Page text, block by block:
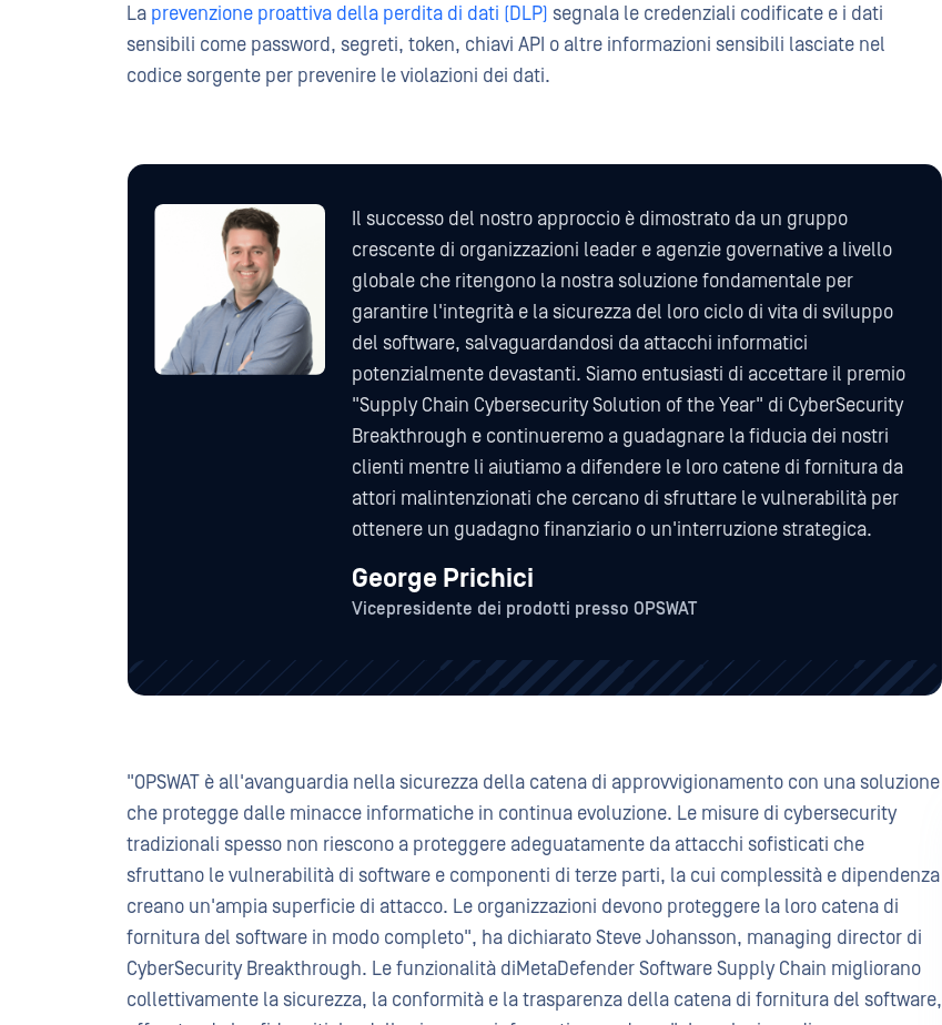
La prevenzione proattiva della perdita di dati (DLP) segnala le credenziali codificate e i dati
sensibili come password, segreti, token, chiavi API o altre informazioni sensibili lasciate nel
codice sorgente per prevenire le violazioni dei dati.
Il successo del nostro approccio è dimostrato da un gruppo
crescente di organizzazioni leader e agenzie governative a livello
globale che ritengono la nostra soluzione fondamentale per
garantire l'integrità e la sicurezza del loro ciclo di vita di sviluppo
del software, salvaguardandosi da attacchi informatici
potenzialmente devastanti. Siamo entusiasti di accettare il premio
"Supply Chain Cybersecurity Solution of the Year" di CyberSecurity
Breakthrough e continueremo a guadagnare la fiducia dei nostri
clienti mentre li aiutiamo a difendere le loro catene di fornitura da
attori malintenzionati che cercano di sfruttare le vulnerabilità per
ottenere un guadagno finanziario o un'interruzione strategica.
George Prichici
Vicepresidente dei prodotti presso OPSWAT
"OPSWAT è all'avanguardia nella sicurezza della catena di approvvigionamento con una soluzione
che protegge dalle minacce informatiche in continua evoluzione. Le misure di cybersecurity
tradizionali spesso non riescono a proteggere adeguatamente da attacchi sofisticati che
sfruttano le vulnerabilità di software e componenti di terze parti, la cui complessità e dipendenza
creano un'ampia superficie di attacco. Le organizzazioni devono proteggere la loro catena di
fornitura del software in modo completo", ha dichiarato Steve Johansson, managing director di
CyberSecurity Breakthrough. Le funzionalità diMetaDefender Software Supply Chain migliorano
collettivamente la sicurezza, la conformità e la trasparenza della catena di fornitura del software,